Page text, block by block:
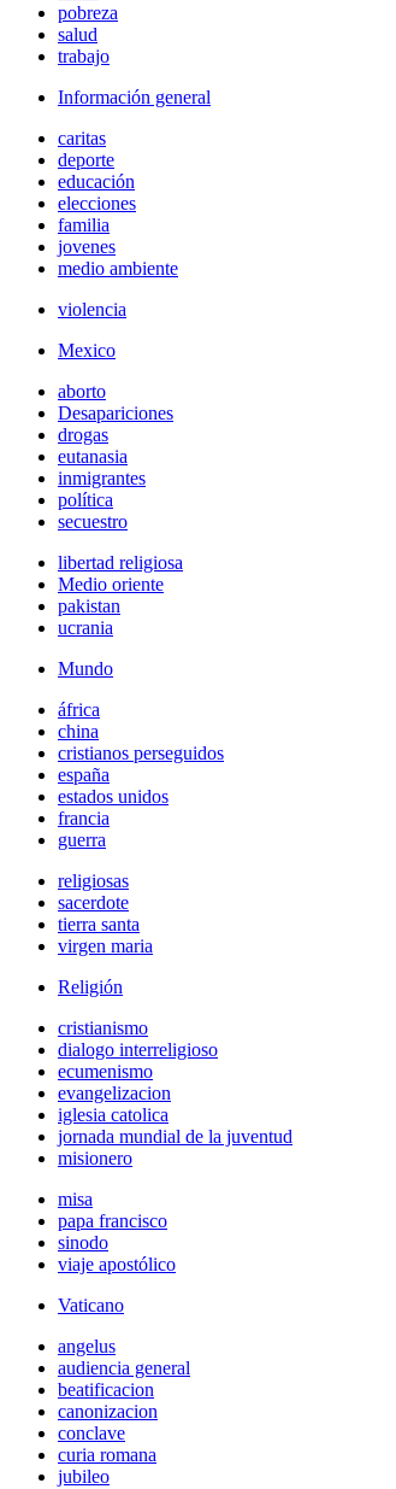
pobreza
salud
trabajo
Información general
caritas
deporte
educación
elecciones
familia
jovenes
medio ambiente
violencia
Mexico
aborto
Desapariciones
drogas
eutanasia
inmigrantes
política
secuestro
libertad religiosa
Medio oriente
pakistan
ucrania
Mundo
áfrica
china
cristianos perseguidos
españa
estados unidos
francia
guerra
religiosas
sacerdote
tierra santa
virgen maria
Religión
cristianismo
dialogo interreligioso
ecumenismo
evangelizacion
iglesia catolica
jornada mundial de la juventud
misionero
misa
papa francisco
sinodo
viaje apostólico
Vaticano
angelus
audiencia general
beatificacion
canonizacion
conclave
curia romana
jubileo